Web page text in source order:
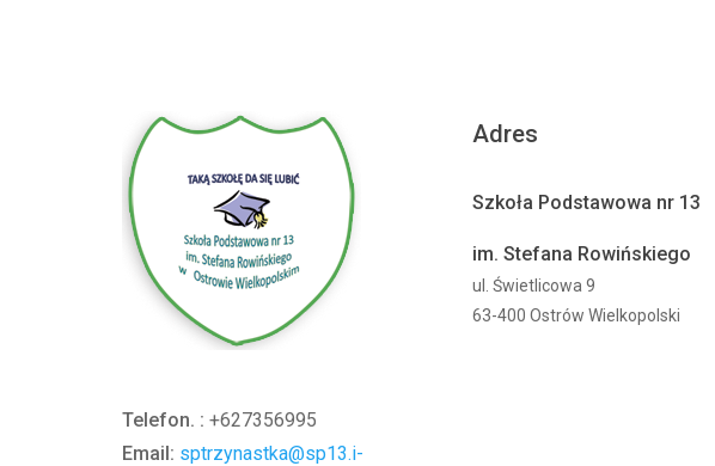
Telefon. : +627356995
Email: sptrzynastka@sp13.i-
Adres
Szkoła Podstawowa nr 13
im. Stefana Rowińskiego
ul. Świetlicowa 9
63-400 Ostrów Wielkopolski